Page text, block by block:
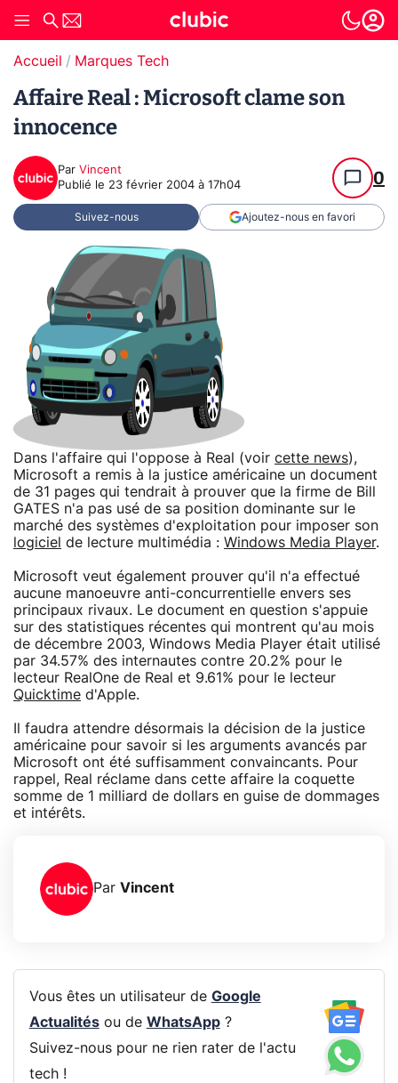
Accueil Marques Tech
Affaire Real : Microsoft clame son
innocence
Par Vincent
Publié le 23 février 2004 à 17h04 0
Suivez-nous Ajoutez-nous en favori
Dans l'affaire qui l'oppose à Real (voir cette news),
Microsoft a remis à la justice américaine un document
de 31 pages qui tendrait à prouver que la firme de Bill
GATES n'a pas usé de sa position dominante sur le
marché des systèmes d'exploitation pour imposer son
logiciel de lecture multimédia : Windows Media Player.
Microsoft veut également prouver qu'il n'a effectué
aucune manoeuvre anti-concurrentielle envers ses
principaux rivaux. Le document en question s'appuie
sur des statistiques récentes qui montrent qu'au mois
de décembre 2003, Windows Media Player était utilisé
par 34.57% des internautes contre 20.2% pour le
lecteur RealOne de Real et 9.61% pour le lecteur
Quicktime d'Apple.
Il faudra attendre désormais la décision de la justice
américaine pour savoir si les arguments avancés par
Microsoft ont été suffisamment convaincants. Pour
rappel, Real réclame dans cette affaire la coquette
somme de 1 milliard de dollars en guise de dommages
et intérêts.
Par Vincent
Vous êtes un utilisateur de Google
Actualitésou de WhatsApp?
Suivez-nous pour ne rien rater de l'actu
tech !